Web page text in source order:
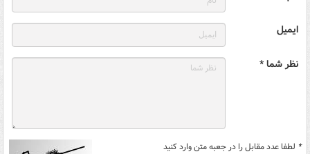
ایمیل
نظر شما *
* لطفا عدد مقابل را در جعبه متن وارد کنید